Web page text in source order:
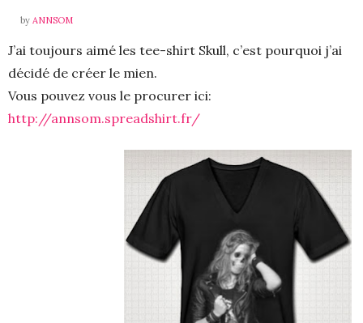
by ANNSOM
J’ai toujours aimé les tee-shirt Skull, c’est pourquoi j’ai
décidé de créer le mien.
Vous pouvez vous le procurer ici:
http://annsom.spreadshirt.fr/